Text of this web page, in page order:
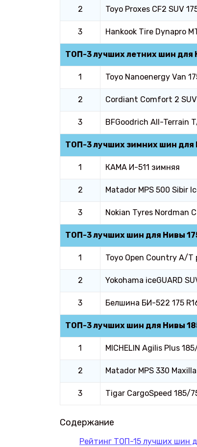
2 Toyo Proxes CF2 SUV
3 Hankook Tire Dynapro
ТОП-3 лучших летних шин для
1 Toyo Nanoenergy Van
2 Cordiant Comfort 2 SUV
3 BFGoodrich All-Terrain
ТОП-3 лучших зимних шин для
1 КАМА И-511 зимняя
2 Matador MPS 500 Sibir
3 Nokian Tyres Nordman
ТОП-3 лучших шин для Нивы
1 Toyo Open Country A/T
2 Yokohama iceGUARD
3 Белшина БИ-522 175
ТОП-3 лучших шин для Нивы
1 MICHELIN Agilis Plus
2 Matador MPS 330
3 Tigar CargoSpeed 185/
Содержание
Рейтинг ТОП-15 лучших шин